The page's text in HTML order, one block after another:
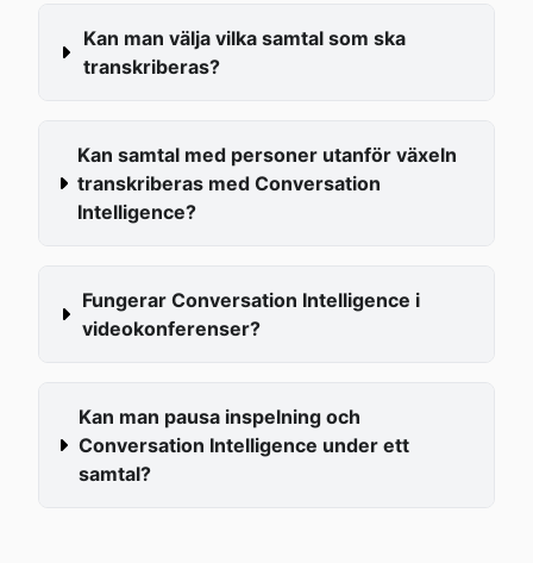
Kan man välja vilka samtal som ska
transkriberas?
Kan samtal med personer utanför växeln
transkriberas med Conversation
Intelligence?
Fungerar Conversation Intelligence i
videokonferenser?
Kan man pausa inspelning och
Conversation Intelligence under ett
samtal?